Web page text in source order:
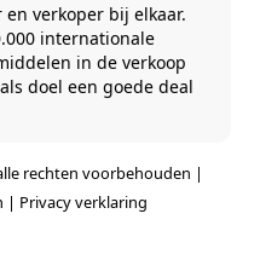
verkoper bij elkaar.
internationale
in de verkoop
doel een goede deal
rechten voorbehouden |
| Privacy verklaring